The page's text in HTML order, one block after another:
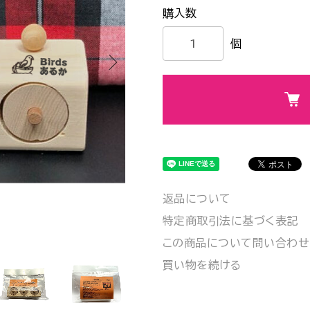
個
返品について
特定商取引法に基づく表記
この商品について問い合わせ
買い物を続ける